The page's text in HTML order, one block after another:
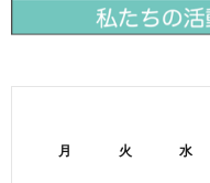
月 火 水